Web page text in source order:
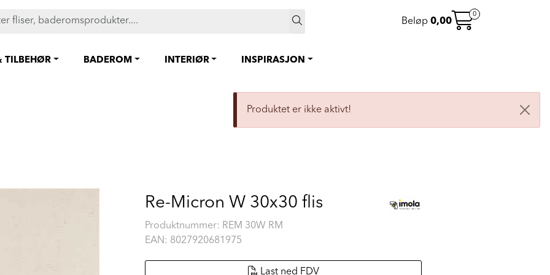
Beløp 0,00
0
TILBEHØR BADEROM INTERIØR INSPIRASJON
Produktet er ikke aktivt!
Re-Micron W 30x30 flis
Produktnummer: REM 30W RM
EAN: 8027920681975
Last ned FDV